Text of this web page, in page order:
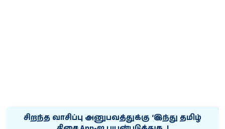
சிறந்த வாசிப்பு அனுபவத்துக்கு ‘இந்து தமிழ்